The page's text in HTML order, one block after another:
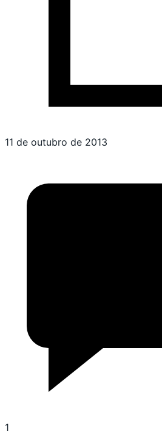
11 de outubro de 2013
1